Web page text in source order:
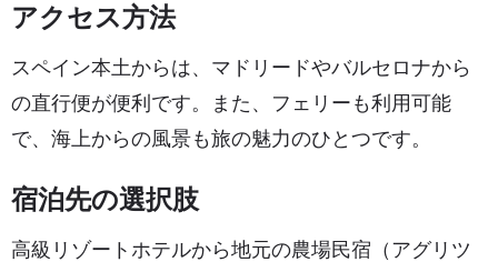
アクセス方法
スペイン本土からは、マドリードやバルセロナから
の直行便が便利です。また、フェリーも利用可能
で、海上からの風景も旅の魅力のひとつです。
宿泊先の選択肢
高級リゾートホテルから地元の農場民宿（アグリツ